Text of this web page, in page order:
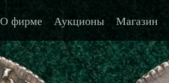
О фирме Аукционы Магазин